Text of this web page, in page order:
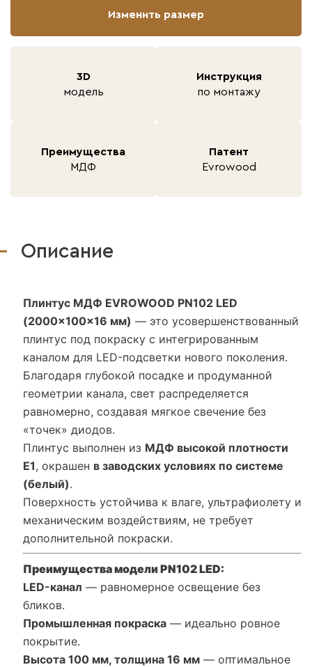
Изменить размер
3D
модель
Инструкция
по монтажу
Преимущества
МДФ
Патент
Evrowood
Описание
Плинтус МДФ EVROWOOD PN102 LED
(2000×100×16 мм) — это усовершенствованный
плинтус под покраску с интегрированным
каналом для LED-подсветки нового поколения.
Благодаря глубокой посадке и продуманной
геометрии канала, свет распределяется
равномерно, создавая мягкое свечение без
«точек» диодов.
Плинтус выполнен из МДФ высокой плотности
Е1, окрашен в заводских условиях по системе
(белый).
Поверхность устойчива к влаге, ультрафиолету и
механическим воздействиям, не требует
дополнительной покраски.
Преимущества модели PN102 LED:
LED-канал — равномерное освещение без
бликов.
Промышленная покраска — идеально ровное
покрытие.
Высота 100 мм, толщина 16 мм — оптимальное